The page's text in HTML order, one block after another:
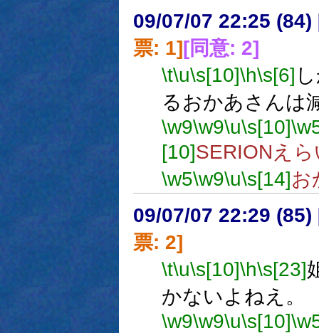
09/07/07 22:25 (84)
票: 1] [同意: 2]
\t\u\s[10]\h\s[6]
るおかあさんは
\w9\w9\u\s[10]
[10]SERIONえら
\w5\w9\u\s[14]お
09/07/07 22:29 (85)
票: 2]
\t\u\s[10]\h\s[23]
かないよねえ。
\w9\w9\u\s[10]